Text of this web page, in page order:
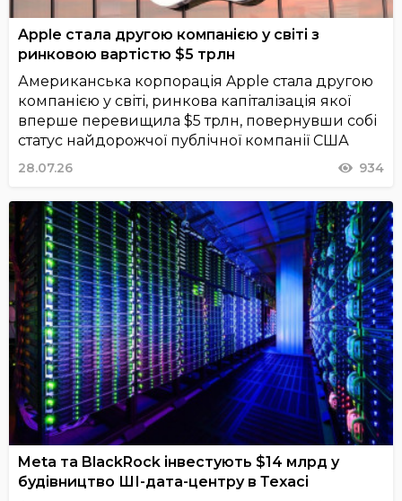
Apple стала другою компанією у світі з
ринковою вартістю $5 трлн
Американська корпорація Apple стала другою
компанією у світі, ринкова капіталізація якої
вперше перевищила $5 трлн, повернувши собі
статус найдорожчої публічної компанії США
28.07.26 934
Meta та BlackRock інвестують $14 млрд у
будівництво ШІ-дата-центру в Техасі